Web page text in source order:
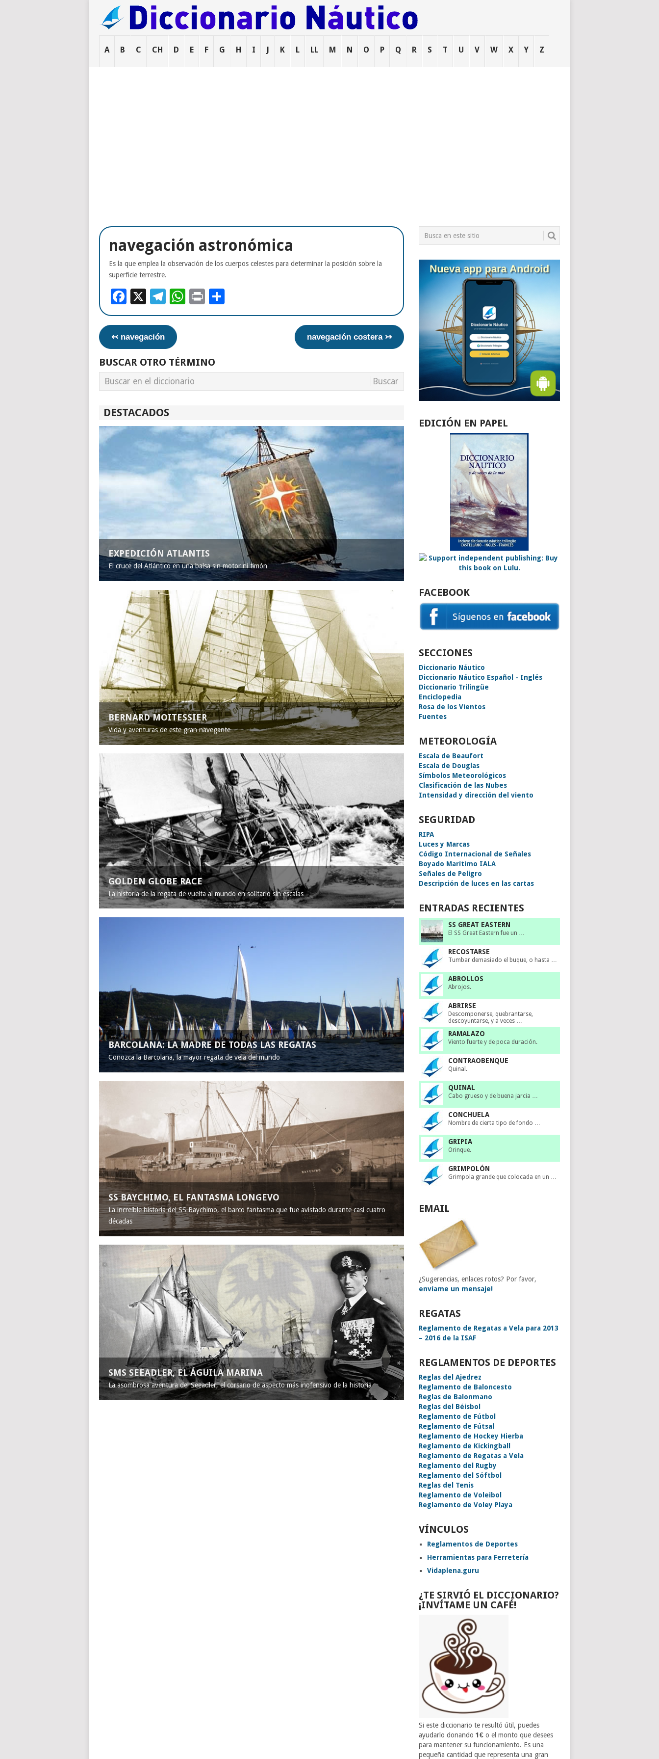
A B C CH D E F G H I J K L LL M N O P Q R S T U V W X Y Z
navegación astronómica
Es la que emplea la observación de los cuerpos celestes para determinar la posición sobre la
superficie terrestre.
Facebook
X Telegram
WhatsApp
PrintCompartir
↢ navegación navegación costera ↣
BUSCAR OTRO TÉRMINO
DESTACADOS
EXPEDICIÓN ATLANTIS
El cruce del Atlántico en una balsa sin motor ni timón
BERNARD MOITESSIER
Vida y aventuras de este gran navegante
GOLDEN GLOBE RACE
La historia de la regata de vuelta al mundo en solitario sin escalas
BARCOLANA: LA MADRE DE TODAS LAS REGATAS
Conozca la Barcolana, la mayor regata de vela del mundo
SS BAYCHIMO, EL FANTASMA LONGEVO
La increíble historia del SS Baychimo, el barco fantasma que fue avistado durante casi cuatro
décadas
SMS SEEADLER, EL ÁGUILA MARINA
La asombrosa aventura del Seeadler, el corsario de aspecto más inofensivo de la historia
EDICIÓN EN PAPEL
FACEBOOK
SECCIONES
Diccionario Náutico
Diccionario Náutico Español - Inglés
Diccionario Trilingüe
Enciclopedia
Rosa de los Vientos
Fuentes
METEOROLOGÍA
Escala de Beaufort
Escala de Douglas
Símbolos Meteorológicos
Clasificación de las Nubes
Intensidad y dirección del viento
SEGURIDAD
RIPA
Luces y Marcas
Código Internacional de Señales
Boyado Marítimo IALA
Señales de Peligro
Descripción de luces en las cartas
ENTRADAS RECIENTES
SS GREAT EASTERN
El SS Great Eastern fue un …
RECOSTARSE
Tumbar demasiado el buque, o hasta …
ABROLLOS
Abrojos.
ABRIRSE
Descomponerse, quebrantarse,
descoyuntarse, y a veces …
RAMALAZO
Viento fuerte y de poca duración.
CONTRAOBENQUE
Quinal.
QUINAL
Cabo grueso y de buena jarcia …
CONCHUELA
Nombre de cierta tipo de fondo …
GRIPIA
Orinque.
GRIMPOLÓN
Grimpola grande que colocada en un …
EMAIL
¿Sugerencias, enlaces rotos? Por favor,
envíame un mensaje!
REGATAS
Reglamento de Regatas a Vela para 2013
– 2016 de la ISAF
REGLAMENTOS DE DEPORTES
Reglas del Ajedrez
Reglamento de Baloncesto
Reglas de Balonmano
Reglas del Béisbol
Reglamento de Fútbol
Reglamento de Fútsal
Reglamento de Hockey Hierba
Reglamento de Kickingball
Reglamento de Regatas a Vela
Reglamento del Rugby
Reglamento del Sóftbol
Reglas del Tenis
Reglamento de Voleibol
Reglamento de Voley Playa
VÍNCULOS
Reglamentos de Deportes
Herramientas para Ferretería
Vidaplena.guru
¿TE SIRVIÓ EL DICCIONARIO?
¡INVÍTAME UN CAFÉ!
Si este diccionario te resultó útil, puedes
ayudarlo donando1€ o el monto que desees
para mantener su funcionamiento. Es una
pequeña cantidad que representa una gran